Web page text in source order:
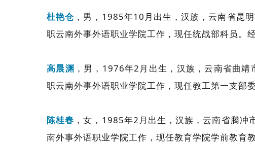
杜艳仓 ，男，1985年10月出生，汉族，云南省昆
职云南外事外语职业学院工作，现任统战部科员。
高晨渊 ，男，1976年2月出生，汉族，云南省曲
职云南外事外语职业学院工作，现任教工第一支部
陈桂春 ，女，1985年2月出生，汉族，云南省腾
南外事外语职业学院工作，现任教育学院学前教育